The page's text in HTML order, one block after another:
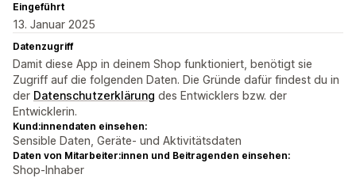
Eingeführt
13. Januar 2025
Datenzugriff
Damit diese App in deinem Shop funktioniert, benötigt sie
Zugriff auf die folgenden Daten. Die Gründe dafür findest du in
der Datenschutzerklärung des Entwicklers bzw. der
Entwicklerin.
Kund:innendaten einsehen:
Sensible Daten, Geräte- und Aktivitätsdaten
Daten von Mitarbeiter:innen und Beitragenden einsehen:
Shop-Inhaber